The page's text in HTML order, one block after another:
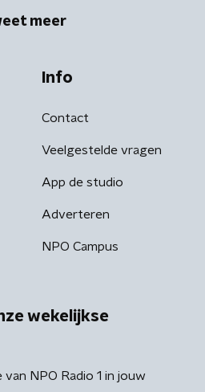
meer
Info
Contact
Veelgestelde vragen
App de studio
Adverteren
NPO Campus
wekelijkse
NPO Radio 1 in jouw